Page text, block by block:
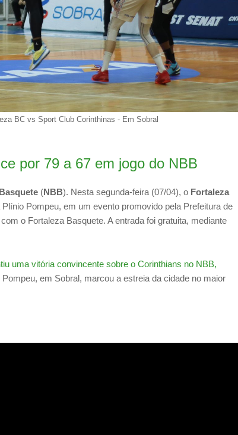
BC vs Sport Club Corinthinas - Em Sobral
por 79 a 67 em jogo do NBB
(NBB). Nesta segunda-feira (07/04), o Fortaleza
Pompeu, em um evento promovido pela Prefeitura de
o Fortaleza Basquete. A entrada foi gratuita, mediante
uma vitória convincente sobre o Corinthians no NBB,
em Sobral, marcou a estreia da cidade no maior